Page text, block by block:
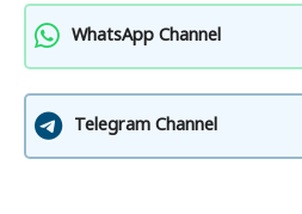
WhatsApp Channel
Telegram Channel